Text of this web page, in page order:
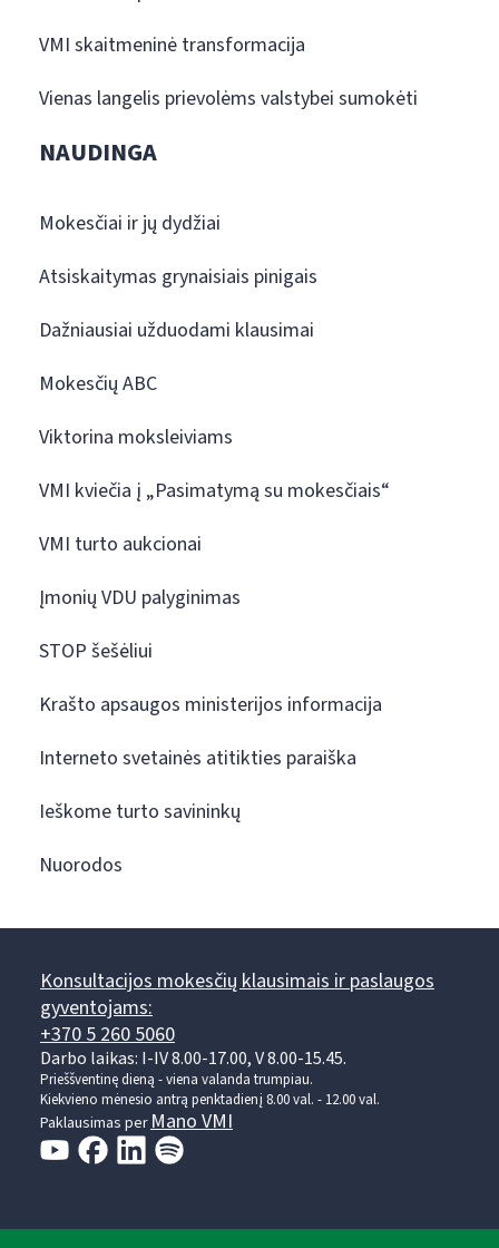
VMI skaitmeninė transformacija
Vienas langelis prievolėms valstybei sumokėti
NAUDINGA
Mokesčiai ir jų dydžiai
Atsiskaitymas grynaisiais pinigais
Dažniausiai užduodami klausimai
Mokesčių ABC
Viktorina moksleiviams
VMI kviečia į „Pasimatymą su mokesčiais“
VMI turto aukcionai
Įmonių VDU palyginimas
STOP šešėliui
Krašto apsaugos ministerijos informacija
Interneto svetainės atitikties paraiška
Ieškome turto savininkų
Nuorodos
Konsultacijos mokesčių klausimais ir paslaugos
gyventojams:
+370 5 260 5060
Darbo laikas: I-IV 8.00-17.00, V 8.00-15.45.
Prieššventinę dieną - viena valanda trumpiau.
Kiekvieno mėnesio antrą penktadienį 8.00 val. - 12.00 val.
Paklausimas perMano VMI